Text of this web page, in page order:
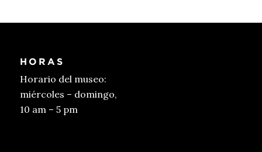
HORAS
Horario del museo:
miércoles – domingo,
10 am – 5 pm